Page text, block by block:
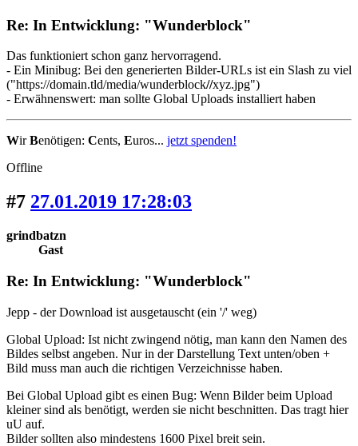
Re: In Entwicklung: "Wunderblock"
Das funktioniert schon ganz hervorragend.
- Ein Minibug: Bei den generierten Bilder-URLs ist ein Slash zu viel
("https://domain.tld/media/wunderblock//xyz.jpg")
- Erwähnenswert: man sollte Global Uploads installiert haben
WirBenötigen: Cents, Euros... jetzt spenden!
Offline
#7 27.01.2019 17:28:03
grindbatzn
Gast
Re: In Entwicklung: "Wunderblock"
Jepp - der Download ist ausgetauscht (ein '/' weg)
Global Upload: Ist nicht zwingend nötig, man kann den Namen des
Bildes selbst angeben. Nur in der Darstellung Text unten/oben +
Bild muss man auch die richtigen Verzeichnisse haben.
Bei Global Upload gibt es einen Bug: Wenn Bilder beim Upload
kleiner sind als benötigt, werden sie nicht beschnitten. Das tragt hier
uU auf.
Bilder sollten also mindestens 1600 Pixel breit sein.